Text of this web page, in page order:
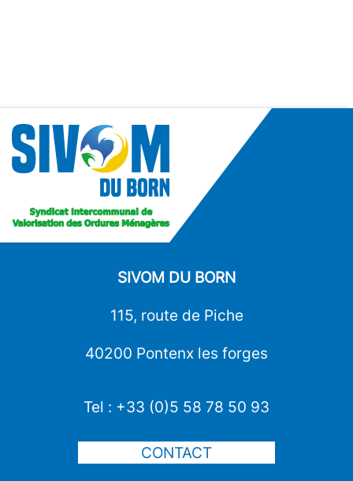
SIVOM DU BORN
115, route de Piche
40200 Pontenx les forges
Tel : +33 (0)5 58 78 50 93
CONTACT